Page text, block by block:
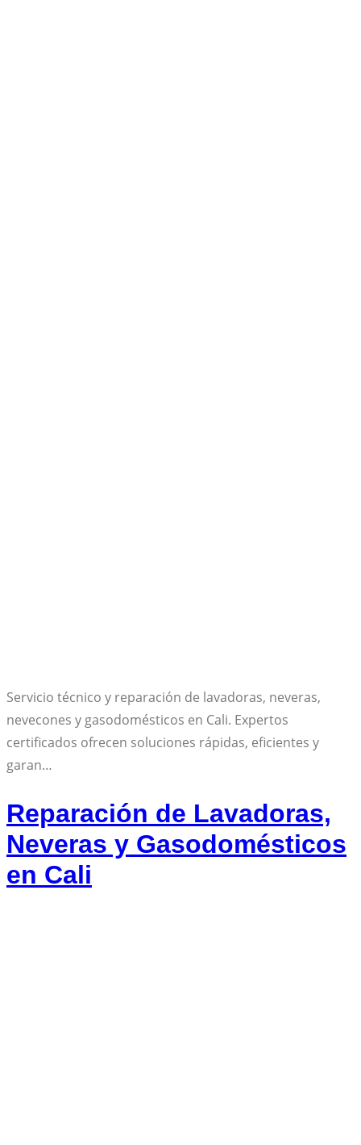
Servicio técnico y reparación de lavadoras, neveras,
nevecones y gasodomésticos en Cali. Expertos
certificados ofrecen soluciones rápidas, eficientes y
garan…
Reparación de Lavadoras,
Neveras y Gasodomésticos
en Cali